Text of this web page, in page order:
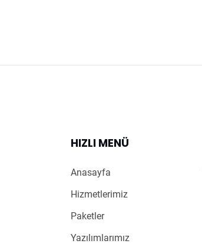
HIZLI MENÜ
Anasayfa
Hizmetlerimiz
Paketler
Yazılımlarımız